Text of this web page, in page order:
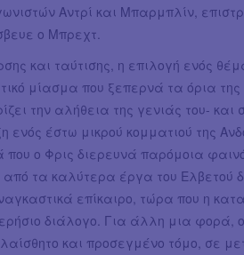
Αντρί και Μπαρμπλίν,
ο Μπρεχτ.
και ταύτισης, η επιλογή ενός
μίασμα που ξεπερνά τα όρια της
την αλήθεια της γενιάς του-
ενός έστω μικρού κομματιού της
ο Φρις διερευνά παρόμοια
από τα καλύτερα έργα του
επίκαιρο, τώρα που η
διάλογο. Για άλλη μια φορά,
και προσεγμένο τόμο, σε